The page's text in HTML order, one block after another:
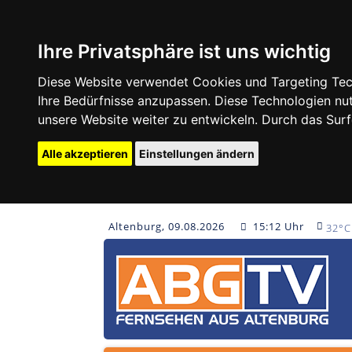
Ihre Privatsphäre ist uns wichtig
Diese Website verwendet Cookies und Targeting
Ihre Bedürfnisse anzupassen. Diese Technologien
unsere Website weiter zu entwickeln. Durch das
Alle akzeptieren Einstellungen ändern
Altenburg, 09.08.2026 15:12 Uhr 32°C